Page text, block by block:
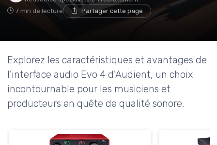
7 min de lecture Partager cette page
Explorez les caractéristiques et avantages de
l'interface audio Evo 4 d'Audient, un choix
incontournable pour les musiciens et
producteurs en quête de qualité sonore.